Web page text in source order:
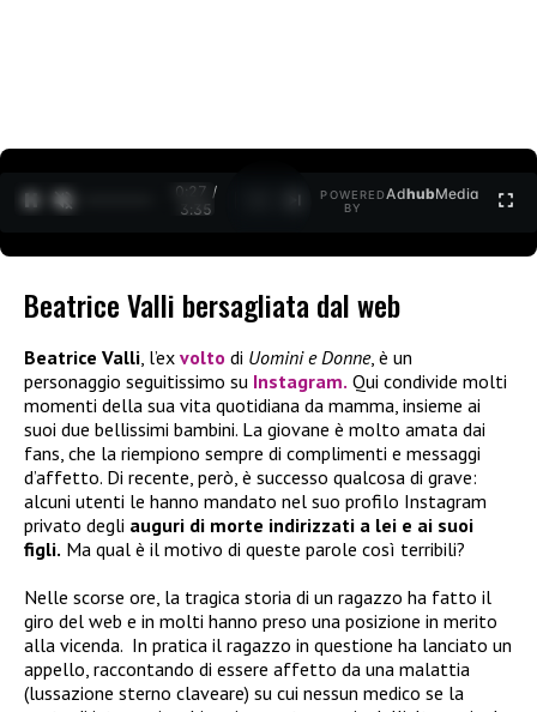
0:27 /
3:35
POWERED
BY
AdhubMedia
Beatrice Valli bersagliata dal web
Beatrice Valli, l’ex volto di Uomini e Donne, è un
personaggio seguitissimo su Instagram. Qui condivide molti
momenti della sua vita quotidiana da mamma, insieme ai
suoi due bellissimi bambini. La giovane è molto amata dai
fans, che la riempiono sempre di complimenti e messaggi
d’affetto. Di recente, però, è successo qualcosa di grave:
alcuni utenti le hanno mandato nel suo profilo Instagram
privato degli auguri di morte indirizzati a lei e ai suoi
figli. Ma qual è il motivo di queste parole così terribili?
Nelle scorse ore, la tragica storia di un ragazzo ha fatto il
giro del web e in molti hanno preso una posizione in merito
alla vicenda. In pratica il ragazzo in questione ha lanciato un
appello, raccontando di essere affetto da una malattia
(lussazione sterno claveare) su cui nessun medico se la